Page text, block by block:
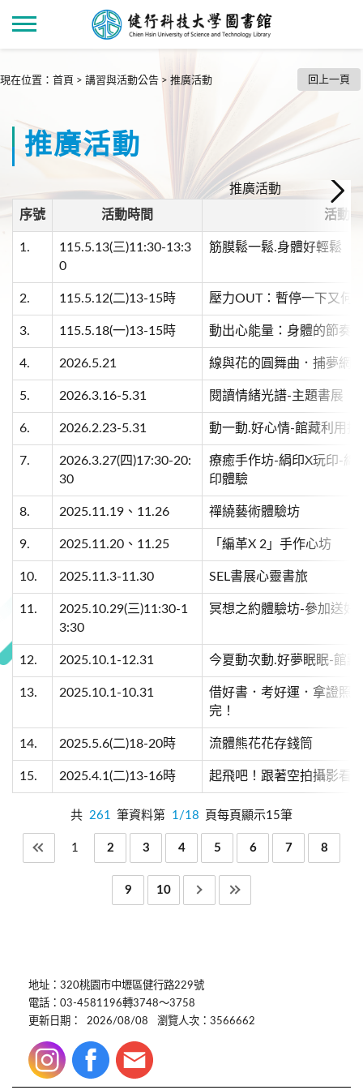
現在位置 ： 首頁 > 講習與活動公告 > 推廣活動 回上一頁
推廣活動
推廣活動
序號
活動時間 活動
1.
115.5.13(三)11:30-13:3
0
筋膜鬆一鬆.身體好輕鬆
2. 115.5.12(二)13-15時 壓力OUT：暫停一下又何
3. 115.5.18(一)13-15時 動出心能量：身體的節奏
4. 2026.5.21 線與花的圓舞曲．捕夢網
5. 2026.3.16-5.31 閱讀情緒光譜-主題書展
6. 2026.2.23-5.31 動一動.好心情-館藏利用推
7.
2026.3.27(四)17:30-20:
30
療癒手作坊-絹印X玩印-綿
印體驗
8. 2025.11.19、11.26 禪繞藝術體驗坊
9. 2025.11.20、11.25 「編革X 2」手作心坊
10. 2025.11.3-11.30 SEL書展心靈書旅
11.
2025.10.29(三)11:30-1
3:30
冥想之約體驗坊-參加送好
12. 2025.10.1-12.31 今夏動次動.好夢眠眠-館
13. 2025.10.1-10.31
借好書．考好運．拿證照-
完！
14. 2025.5.6(二)18-20時 流體熊花花存錢筒
15. 2025.4.1(二)13-16時 起飛吧！跟著空拍攝影看
共 261 筆資料第 1/18 頁每頁顯示15筆
1 2 3 4 5 6 7 8
9 10
地址：320桃園市中壢區健行路229號
電話：03-4581196轉3748～3758
更新日期：
2026/08/08 瀏覽人次：3566662